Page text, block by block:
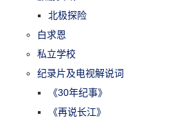
北极探险
白求恩
私立学校
纪录片及电视解说词
《30年纪事》
《再说长江》